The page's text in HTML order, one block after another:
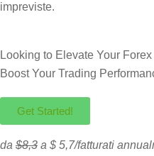
impreviste.
Looking to Elevate Your
Boost Your Trading
Get Started!
da $8,3 a $ 5,7/fatturati